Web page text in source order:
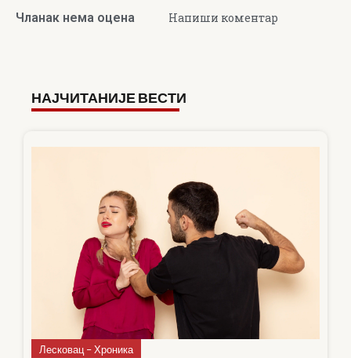
Чланак нема оцена Напиши коментар
НАЈЧИТАНИЈЕ ВЕСТИ
Лесковац – Хроника